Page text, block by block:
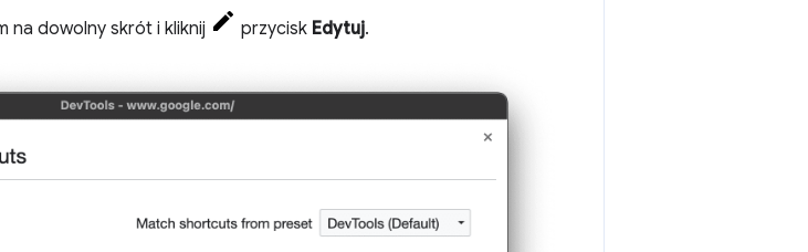
na dowolny skrót i kliknij przycisk Edytuj.